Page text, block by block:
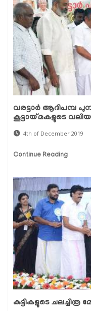
വരട്ടാര്‍ ആദിപമ്പ
കൂട്ടായ്മകളുടെ
4th of December 2019
Continue Reading
കുട്ടികളുടെ ചലച്ചിത്ര